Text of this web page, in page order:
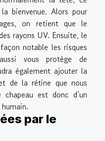
bienvenue. Alors pour
on retient que le
rayons UV. Ensuite, le
notable les risques
vous protège de
également ajouter la
de la rétine que nous
est donc d’un
par le